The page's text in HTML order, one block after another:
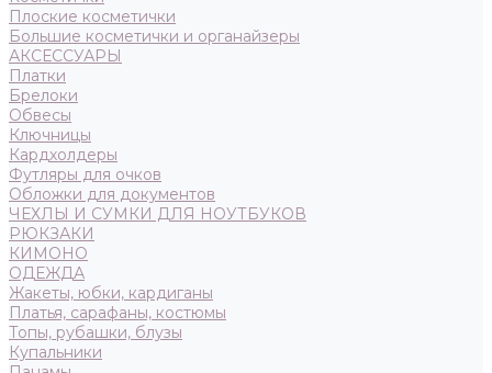
Плоские косметички
Большие косметички и органайзеры
АКСЕССУАРЫ
Платки
Брелоки
Обвесы
Ключницы
Кардхолдеры
Футляры для очков
Обложки для документов
ЧЕХЛЫ И СУМКИ ДЛЯ НОУТБУКОВ
РЮКЗАКИ
КИМОНО
ОДЕЖДА
Жакеты, юбки, кардиганы
Платья, сарафаны, костюмы
Топы, рубашки, блузы
Купальники